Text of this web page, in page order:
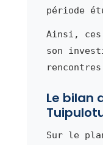
période
Ainsi,
son
Le bilan
Sur le